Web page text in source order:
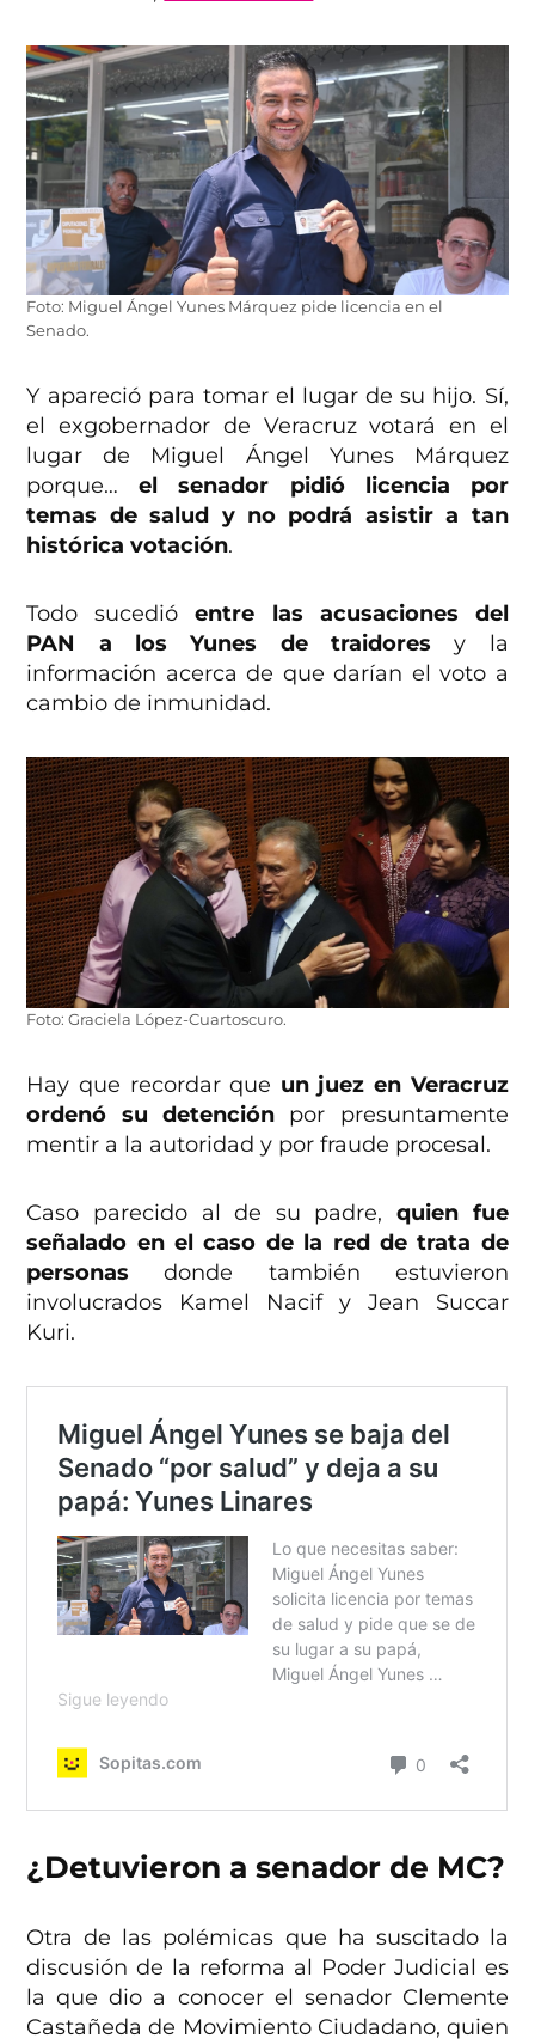
Foto: Miguel Ángel Yunes Márquez pide licencia en el
Senado.
Y apareció para tomar el lugar de su hijo. Sí,
el exgobernador de Veracruz votará en el
lugar de Miguel Ángel Yunes Márquez
porque…el senador pidió licencia por
temas de salud y no podrá asistir a tan
histórica votación.
Todo sucedióentre las acusaciones del
PAN a los Yunes de traidores y la
información acerca de que darían el voto a
cambio de inmunidad.
Foto: Graciela López-Cuartoscuro.
Hay que recordar que un juez en Veracruz
ordenó su detención por presuntamente
mentir a la autoridad y por fraude procesal.
Caso parecido al de su padre, quien fue
señalado en el caso de la red de trata de
personasdonde también estuvieron
involucrados Kamel Nacif y Jean Succar
Kuri.
¿Detuvieron a senador de MC?
Otra de las polémicas que ha suscitado la
discusión de la reforma al Poder Judicial es
la que dio a conocer el senador Clemente
Castañeda de Movimiento Ciudadano, quien